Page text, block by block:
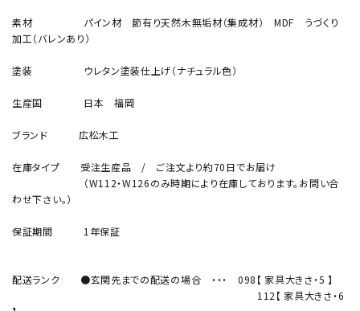
素材 パイン材 節有り天然木無垢材（集成材） MDF うづくり
加工（バレンあり）
塗装 ウレタン塗装仕上げ（ナチュラル色）
生産国 日本 福岡
ブランド 広松木工
在庫タイプ 受注生産品 / ご注文より約70日でお届け
（W112・W126のみ時期により在庫しております。お問い合
わせ下さい。）
保証期間 1年保証
配送ランク ●玄関先までの配送の場合 ・・・ 098【 家具大きさ・5 】
112【 家具大きさ・6